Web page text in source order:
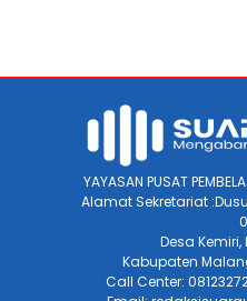
YAYASAN PUSAT
Alamat Sekretariat
Desa Kemiri,
Kabupaten
Call Center: